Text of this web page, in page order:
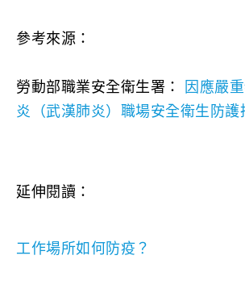
參考來源：
勞動部職業安全衛生署：
因應嚴
炎（武漢肺炎）職場安全衛生防護
延伸閱讀：
工作場所如何防疫？